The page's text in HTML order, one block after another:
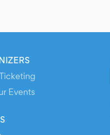
Events